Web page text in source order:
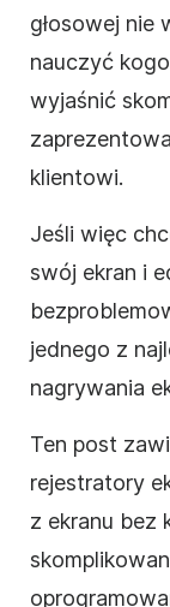
głosowej nie
nauczyć
wyjaśnić
klientowi.
Jeśli więc
swój ekran i
jednego z
nagrywania
Ten post
rejestratory
z ekranu bez